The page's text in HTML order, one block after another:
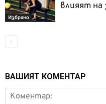
Избрано
влияят на
ВАШИЯТ КОМЕНТАР